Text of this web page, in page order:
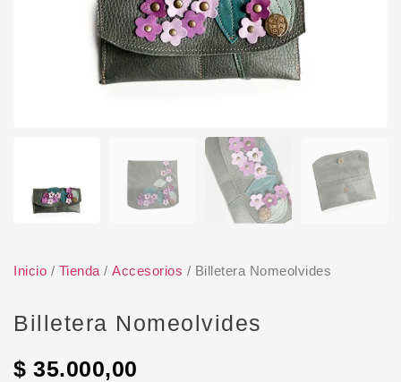
Inicio / Tienda / Accesorios / Billetera Nomeolvides
Billetera Nomeolvides
$ 35.000,00